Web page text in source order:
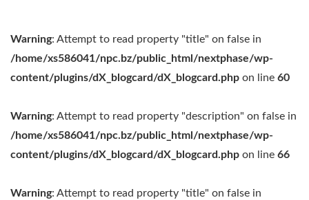
Warning: Attempt to read property "title" on false in
/home/xs586041/npc.bz/public_html/nextphase/wp-
content/plugins/dX_blogcard/dX_blogcard.php on line 60
Warning: Attempt to read property "description" on false in
/home/xs586041/npc.bz/public_html/nextphase/wp-
content/plugins/dX_blogcard/dX_blogcard.php on line 66
Warning: Attempt to read property "title" on false in